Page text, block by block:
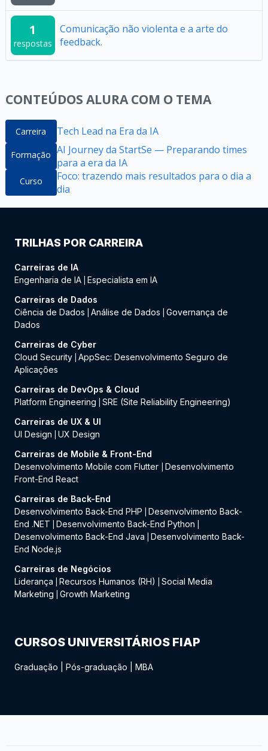
1
respostas
Comunicação não violenta e a arte do
feedback.
CONTEÚDOS ALURA COM O TEMA
Carreira Tech Lead na Era da IA
Formação AI Journey da StartSe — Preparando times
para a era da IA
Curso
Foco: trazendo mais resultados para o dia a
dia
TRILHAS POR CARREIRA
Carreiras de IA
Engenharia de IA Especialista em IA
Carreiras de Dados
Ciência de Dados
Análise de Dados
Governança de
Dados
Carreiras de Cyber
Cloud Security AppSec: Desenvolvimento Seguro de
Aplicações
Carreiras de DevOps & Cloud
Platform Engineering
SRE (Site Reliability Engineering)
Carreiras de UX & UI
UI Design
UX Design
Carreiras de Mobile & Front-End
Desenvolvimento Mobile com Flutter
Desenvolvimento
Front-End React
Carreiras de Back-End
Desenvolvimento Back-End PHP
Desenvolvimento Back-
End .NET
Desenvolvimento Back-End Python
Desenvolvimento Back-End Java
Desenvolvimento Back-
End Node.js
Carreiras de Negócios
Liderança
Recursos Humanos (RH)
Social Media
Marketing
Growth Marketing
CURSOS UNIVERSITÁRIOS FIAP
Graduação Pós-graduação MBA